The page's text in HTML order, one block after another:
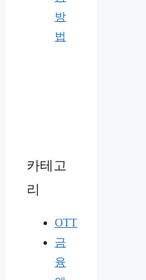
방
법
카테고
리
OTT
금
융